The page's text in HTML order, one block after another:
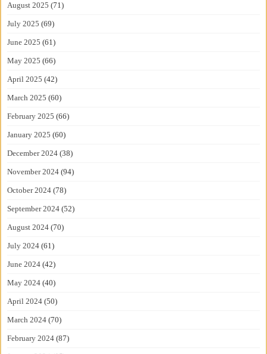
August 2025 (71)
July 2025 (69)
June 2025 (61)
May 2025 (66)
April 2025 (42)
March 2025 (60)
February 2025 (66)
January 2025 (60)
December 2024 (38)
November 2024 (94)
October 2024 (78)
September 2024 (52)
August 2024 (70)
July 2024 (61)
June 2024 (42)
May 2024 (40)
April 2024 (50)
March 2024 (70)
February 2024 (87)